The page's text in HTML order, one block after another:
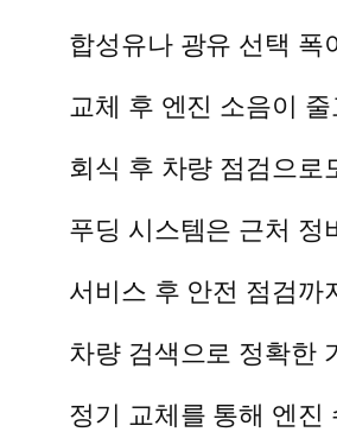
합성유나 광유 선택 폭
교체 후 엔진 소음이
회식 후 차량 점검으로
푸딩 시스템은 근처 정
서비스 후 안전 점검까
차량 검색으로 정확한
정기 교체를 통해 엔진